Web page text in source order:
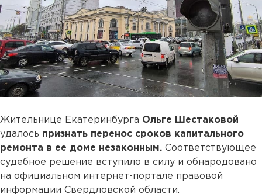
Жительнице Екатеринбурга Ольге Шестаковой
удалось признать перенос сроков капитального
ремонта в ее доме незаконным. Соответствующее
судебное решение вступило в силу и обнародовано
на официальном интернет-портале правовой
информации Свердловской области.